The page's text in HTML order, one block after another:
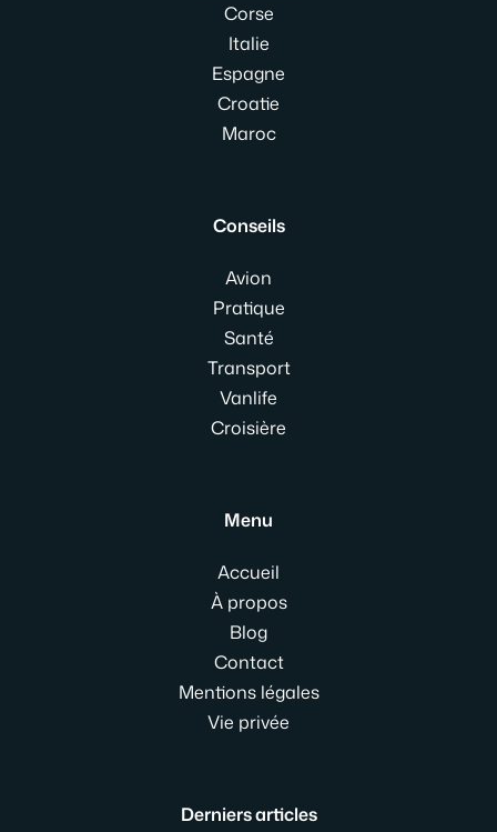
Corse
Italie
Espagne
Croatie
Maroc
Conseils
Avion
Pratique
Santé
Transport
Vanlife
Croisière
Menu
Accueil
À propos
Blog
Contact
Mentions légales
Vie privée
Derniers articles